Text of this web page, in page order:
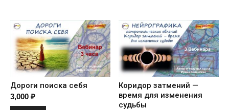
Дороги поиска себя
3,000 ₽
Коридор затмений —
время для изменения
судьбы